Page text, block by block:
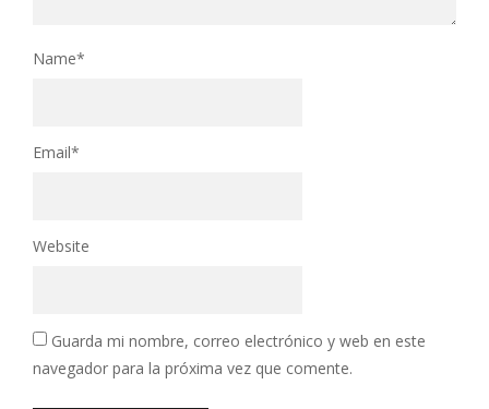
Name*
Email*
Website
Guarda mi nombre, correo electrónico y web en este
navegador para la próxima vez que comente.